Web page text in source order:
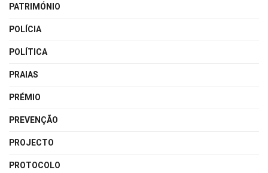
PATRIMÓNIO
POLÍCIA
POLÍTICA
PRAIAS
PRÉMIO
PREVENÇÃO
PROJECTO
PROTOCOLO